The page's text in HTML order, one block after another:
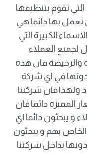
نقوم بتنظيفها
نعمل بها دائما هي
الكبيرة التي
لجميع العملاء
والرخيصة فان هذه
في اي شركة
ولهذا فان شركتنا
المميزة دائما فان
و يبحثون دائما اي
بهم و يبحثون
بداخل شركتنا